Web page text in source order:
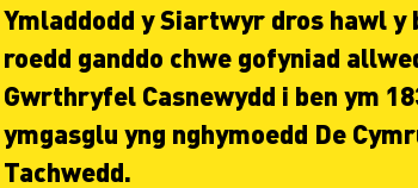
Ymladdodd y Siartwyr dros hawl
roedd ganddo chwe gofyniad
Gwrthryfel Casnewydd i ben ym
ymgasglu yng nghymoedd De
Tachwedd.